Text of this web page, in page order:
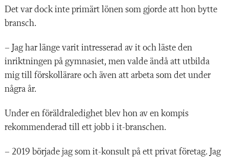
Det var dock inte primärt lönen som gjorde att hon bytte
bransch.
– Jag har länge varit intresserad av it och läste den
inriktningen på gymnasiet, men valde ändå att utbilda
mig till förskollärare och även att arbeta som det under
några år.
Under en föräldraledighet blev hon av en kompis
rekommenderad till ett jobb i it-branschen.
– 2019 började jag som it-konsult på ett privat företag. Jag